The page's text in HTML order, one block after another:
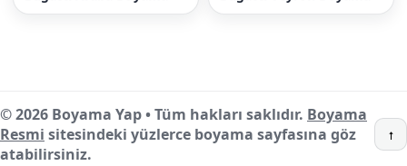
© 2026 Boyama Yap • Tüm hakları saklıdır. Boyama
Resmi sitesindeki yüzlerce boyama sayfasına göz
atabilirsiniz.
↑